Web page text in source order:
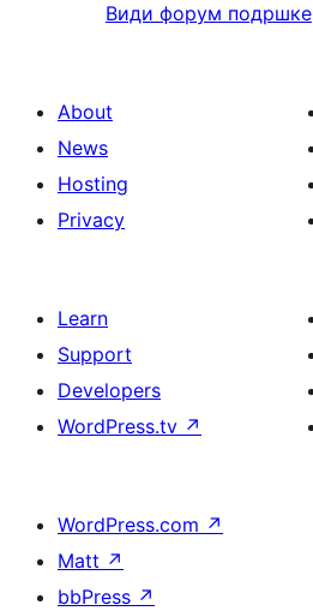
Види форум подршке
About
News
Hosting
Privacy
Learn
Support
Developers
WordPress.tv ↗
WordPress.com ↗
Matt ↗
bbPress ↗